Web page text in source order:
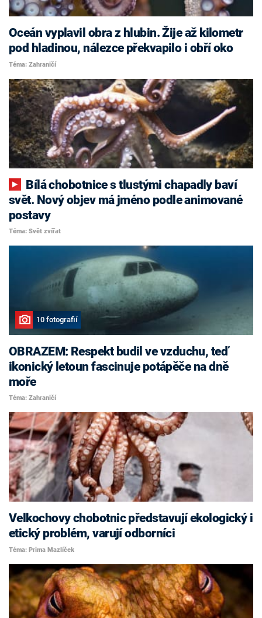
Oceán vyplavil obra z hlubin. Žije až kilometr
pod hladinou, nálezce překvapilo i obří oko
Téma: Zahraničí
svět. Nový objev má jméno podle animované
postavy
Téma: Svět zvířat
10 fotografií
OBRAZEM: Respekt budil ve vzduchu, teď
ikonický letoun fascinuje potápěče na dně
moře
Téma: Zahraničí
Velkochovy chobotnic představují ekologický i
etický problém, varují odborníci
Téma: Prima Mazlíček